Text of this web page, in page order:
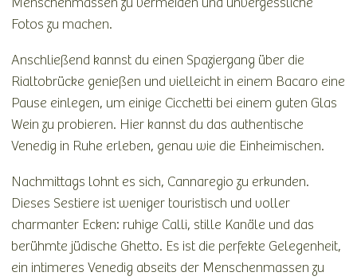
Fotos zu machen.
Anschließend kannst du einen Spaziergang über die
Rialtobrücke genießen und vielleicht in einem Bacaro eine
Pause einlegen, um einige Cicchetti bei einem guten Glas
Wein zu probieren. Hier kannst du das authentische
Venedig in Ruhe erleben, genau wie die Einheimischen.
Nachmittags lohnt es sich, Cannaregio zu erkunden.
Dieses Sestiere ist weniger touristisch und voller
charmanter Ecken: ruhige Calli, stille Kanäle und das
berühmte jüdische Ghetto. Es ist die perfekte Gelegenheit,
ein intimeres Venedig abseits der Menschenmassen zu